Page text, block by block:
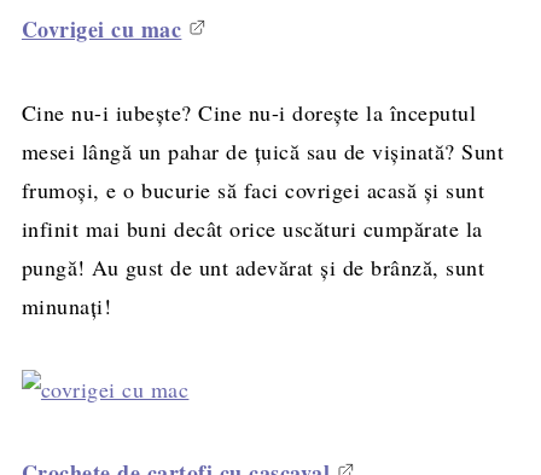
Covrigei cu mac
Cine nu-i iubeşte? Cine nu-i doreşte la începutul
mesei lângă un pahar de ţuică sau de vişinată? Sunt
frumoşi, e o bucurie să faci covrigei acasă şi sunt
infinit mai buni decât orice uscături cumpărate la
pungă! Au gust de unt adevărat şi de brânză, sunt
minunaţi!